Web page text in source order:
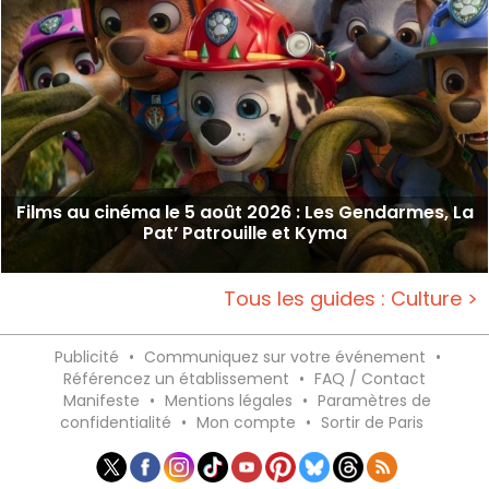
Films au cinéma le 5 août 2026 : Les Gendarmes, La
Pat’ Patrouille et Kyma
Tous les guides : Culture >
Publicité • Communiquez sur votre événement •
Référencez un établissement • FAQ / Contact
Manifeste • Mentions légales • Paramètres de
confidentialité • Mon compte • Sortir de Paris